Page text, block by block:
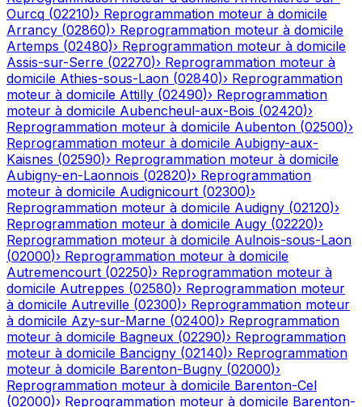
Ourcq (02210)› Reprogrammation moteur à domicile
Arrancy (02860)› Reprogrammation moteur à domicile
Artemps (02480)› Reprogrammation moteur à domicile
Assis-sur-Serre (02270)› Reprogrammation moteur à
domicile Athies-sous-Laon (02840)› Reprogrammation
moteur à domicile Attilly (02490)› Reprogrammation
moteur à domicile Aubencheul-aux-Bois (02420)›
Reprogrammation moteur à domicile Aubenton (02500)›
Reprogrammation moteur à domicile Aubigny-aux-
Kaisnes (02590)› Reprogrammation moteur à domicile
Aubigny-en-Laonnois (02820)› Reprogrammation
moteur à domicile Audignicourt (02300)›
Reprogrammation moteur à domicile Audigny (02120)›
Reprogrammation moteur à domicile Augy (02220)›
Reprogrammation moteur à domicile Aulnois-sous-Laon
(02000)› Reprogrammation moteur à domicile
Autremencourt (02250)› Reprogrammation moteur à
domicile Autreppes (02580)› Reprogrammation moteur
à domicile Autreville (02300)› Reprogrammation moteur
à domicile Azy-sur-Marne (02400)› Reprogrammation
moteur à domicile Bagneux (02290)› Reprogrammation
moteur à domicile Bancigny (02140)› Reprogrammation
moteur à domicile Barenton-Bugny (02000)›
Reprogrammation moteur à domicile Barenton-Cel
(02000)› Reprogrammation moteur à domicile Barenton-